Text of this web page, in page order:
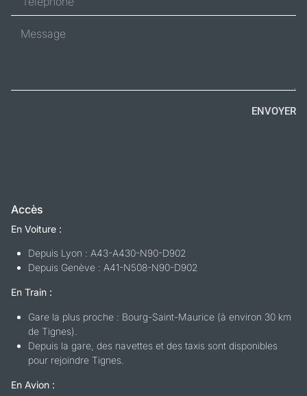
ENVOYER
Accès
En Voiture :
Depuis Lyon : A43-A430-N90-D902
Depuis Genève : A41-N508-N90-D902
En Train :
Gare la plus proche : Bourg-Saint-Maurice (à environ 30 km
de Tignes).
Depuis la gare, des navettes et des taxis sont disponibles
pour rejoindre Tignes.
En Avion :